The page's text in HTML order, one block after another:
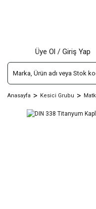
Üye Ol / Giriş Yap
Anasayfa Kesici Grubu